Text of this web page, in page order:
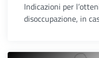
Indicazioni per
disoccupazione, in